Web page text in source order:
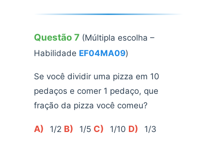
Questão 7 (Múltipla escolha –
Habilidade EF04MA09)
Se você dividir uma pizza em 10
pedaços e comer 1 pedaço, que
fração da pizza você comeu?
A) 1/2 B) 1/5 C) 1/10 D) 1/3